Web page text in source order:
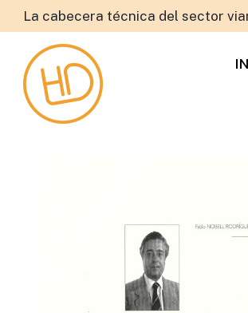
La cabecera técnica del sector